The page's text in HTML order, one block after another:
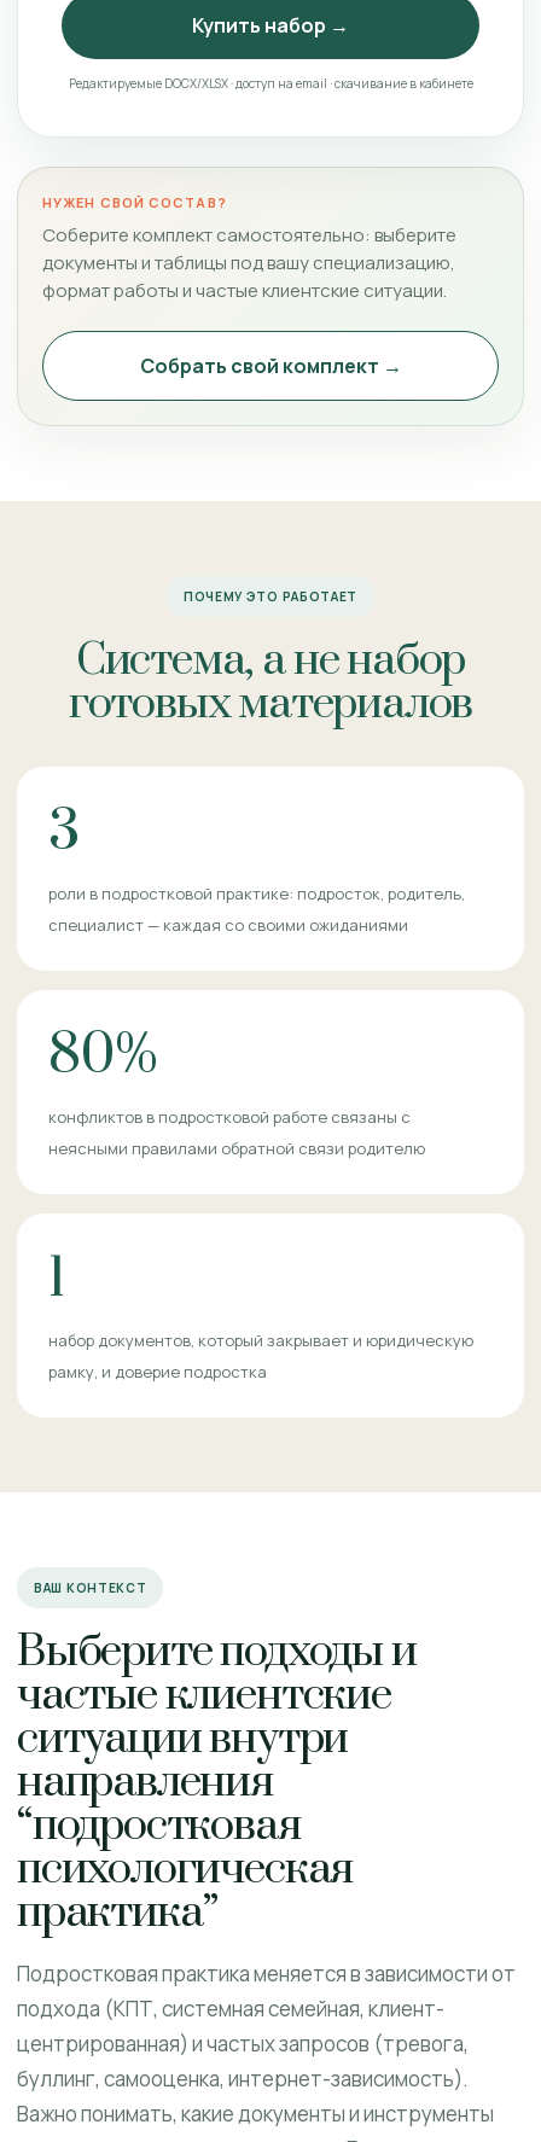
Купить набор →
Редактируемые DOCX/XLSX · доступ на email · скачивание в кабинете
НУЖЕН СВОЙ СОСТАВ?
Соберите комплект самостоятельно: выберите
документы и таблицы под вашу специализацию,
формат работы и частые клиентские ситуации.
Собрать свой комплект →
ПОЧЕМУ ЭТО РАБОТАЕТ
Система, а не набор
готовых материалов
3
роли в подростковой практике: подросток, родитель,
специалист — каждая со своими ожиданиями
80%
конфликтов в подростковой работе связаны с
неясными правилами обратной связи родителю
1
набор документов, который закрывает и юридическую
рамку, и доверие подростка
ВАШ КОНТЕКСТ
Выберите подходы и
частые клиентские
ситуации внутри
направления
“подростковая
психологическая
практика”
Подростковая практика меняется в зависимости от
подхода (КПТ, системная семейная, клиент-
центрированная) и частых запросов (тревога,
буллинг, самооценка, интернет-зависимость).
Важно понимать, какие документы и инструменты